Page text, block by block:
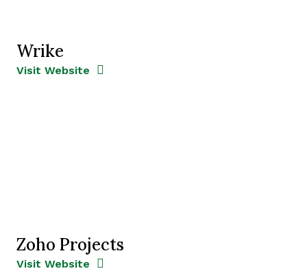
Wrike
Opens new window
Visit Website Opens New Window
Zoho Projects
Opens new window
Visit Website Opens New Window